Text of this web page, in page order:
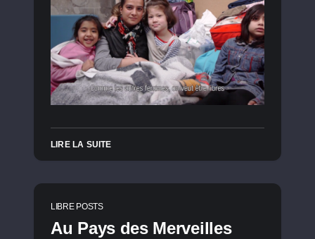
LIRE LA SUITE
LIBRE POSTS
Au Pays des Merveilles